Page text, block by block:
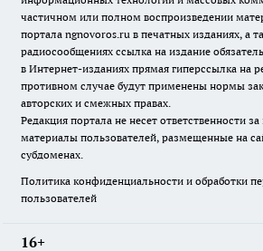
частичном или полном воспроизведении
портала ngnovoros.ru в печатных изданиях, а
радиосообщениях ссылка на издание
в Интернет-изданиях прямая гиперссылка на
противном случае будут применены нормы
авторских и смежных правах.
Редакция портала не несет ответственности
материалы пользователей, размещенные на
субдоменах.
Политика конфиденциальности и обработки
пользователей
16+